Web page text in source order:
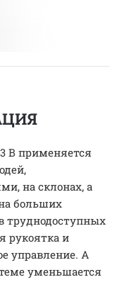
В применяется
на склонах, а
больших
труднодоступных
рукоятка и
управление. А
уменьшается